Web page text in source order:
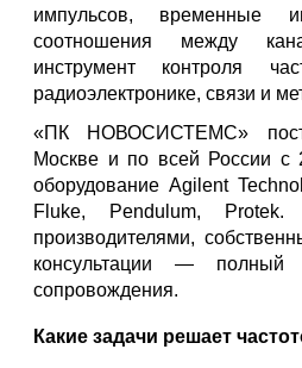
импульсов, временные
соотношения между
инструмент контроля
радиоэлектронике, связи и
«ПК НОВОСИСТЕМС»
Москве и по всей России с
оборудование Agilent
Fluke, Pendulum,
производителями,
консультации —
сопровождения.
Какие задачи решает